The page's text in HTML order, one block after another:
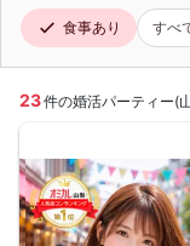
食事あり すべ
23件の婚活パーティー(